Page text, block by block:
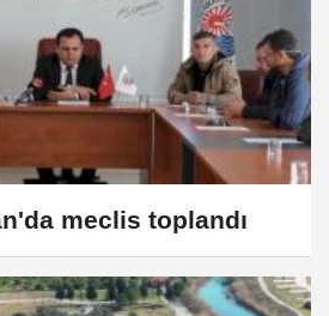
meclis toplandı